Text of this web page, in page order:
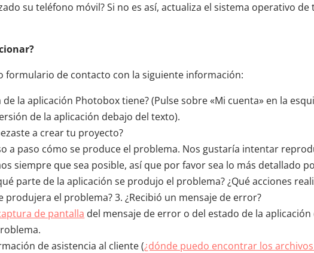
su teléfono móvil? Si no es así, actualiza el sistema operativo
formulario de contacto con la siguiente información:
de la aplicación Photobox tiene? (Pulse sobre «Mi cuenta» en la
de la aplicación debajo del texto).
a crear tu proyecto?
a paso cómo se produce el problema. Nos gustaría intentar
siempre que sea posible, así que por favor sea lo más detallado
parte de la aplicación se produjo el problema? ¿Qué acciones
produjera el problema? 3. ¿Recibió un mensaje de error?
de pantalla del mensaje de error o del estado de la
de asistencia al cliente (¿dónde puedo encontrar los